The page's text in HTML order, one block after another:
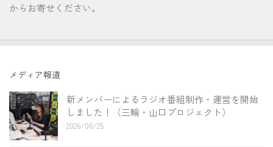
からお寄せください。
メディア報道
新メンバーによるラジオ番組制作・運営を開始
しました！（三輪・山口プロジェクト）
2026/06/25